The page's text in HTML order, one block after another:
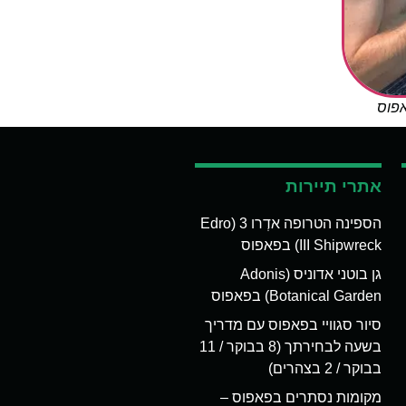
אתרי תיירות
הספינה הטרופה אדְרו 3 (Edro
III Shipwreck) בפאפוס
גן בוטני אדוניס (Adonis
Botanical Garden) בפאפוס
סיור סגוויי בפאפוס עם מדריך
בשעה לבחירתך (8 בבוקר / 11
בבוקר / 2 בצהרים)
מקומות נסתרים בפאפוס –